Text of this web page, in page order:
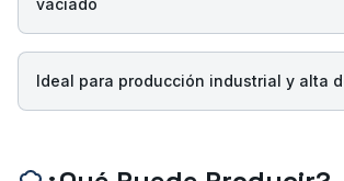
vaciado
Ideal para producción industrial y alta